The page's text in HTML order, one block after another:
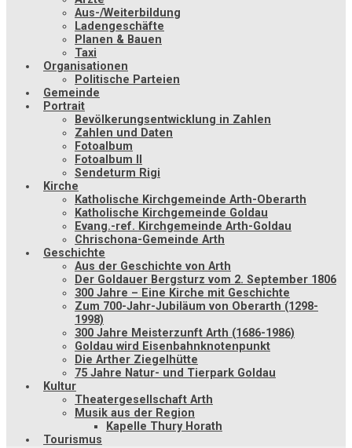
Aus-/Weiterbildung
Ladengeschäfte
Planen & Bauen
Taxi
Organisationen
Politische Parteien
Gemeinde
Portrait
Bevölkerungsentwicklung in Zahlen
Zahlen und Daten
Fotoalbum
Fotoalbum II
Sendeturm Rigi
Kirche
Katholische Kirchgemeinde Arth-Oberarth
Katholische Kirchgemeinde Goldau
Evang.-ref. Kirchgemeinde Arth-Goldau
Chrischona-Gemeinde Arth
Geschichte
Aus der Geschichte von Arth
Der Goldauer Bergsturz vom 2. September 1806
300 Jahre – Eine Kirche mit Geschichte
Zum 700-Jahr-Jubiläum von Oberarth (1298-
1998)
300 Jahre Meisterzunft Arth (1686-1986)
Goldau wird Eisenbahnknotenpunkt
Die Arther Ziegelhütte
75 Jahre Natur- und Tierpark Goldau
Kultur
Theatergesellschaft Arth
Musik aus der Region
Kapelle Thury Horath
Tourismus